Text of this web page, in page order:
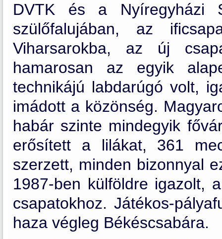
DVTK és a Nyíregyházi
szülőfalujában, az
Viharsarokba, az új
hamarosan az egyik
technikájú labdarúgó volt,
imádott a közönség.
habár szinte mindegyik
erősített a lilákat, 361
szerzett, minden bizonnyal
1987-ben külföldre igazolt,
csapatokhoz. Játékos-
haza végleg Békéscsabára.